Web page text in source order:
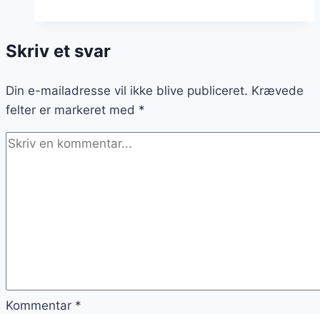
Skriv et svar
Din e-mailadresse vil ikke blive publiceret. Krævede
felter er markeret med *
Kommentar *